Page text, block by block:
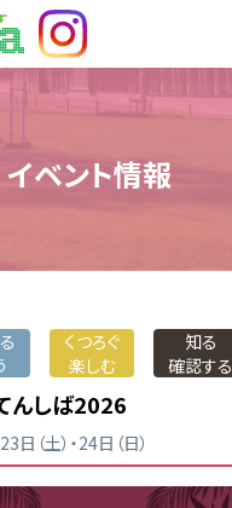
イベント情報
くつろぐ
楽しむ
知る
確認する
んしば2026
（土）・24日（日）